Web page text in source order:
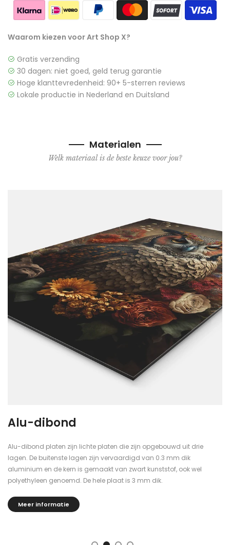
Waarom kiezen voor Art Shop X?
Gratis verzending
30 dagen: niet goed, geld terug garantie
Hoge klanttevredenheid: 90+ 5-sterren reviews
Lokale productie in Nederland en Duitsland
Materialen
Welk materiaal is de beste keuze voor jou?
Alu-dibond
Alu-dibond platen zijn lichte platen die zijn opgebouwd uit drie
lagen. De buitenste lagen zijn vervaardigd van 0.3 mm dik
aluminium en de kern is gemaakt van zwart kunststof, ook wel
polyethyleen genoemd. De hele plaat is 3 mm dik.
Meer informatie